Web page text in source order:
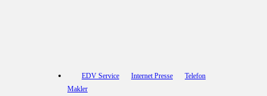
EDV Service Internet Presse
Telefon
Makler